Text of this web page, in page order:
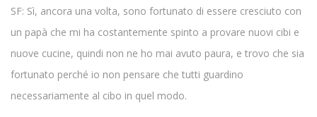
SF: Sì, ancora una volta, sono fortunato di essere cresciuto con
un papà che mi ha costantemente spinto a provare nuovi cibi e
nuove cucine, quindi non ne ho mai avuto paura, e trovo che sia
fortunato perché io non pensare che tutti guardino
necessariamente al cibo in quel modo.